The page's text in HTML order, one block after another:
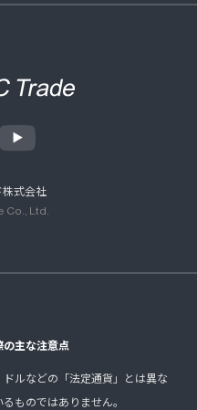
株式会社
Co., Ltd.
主な注意点
ルなどの「法定通貨」とは異な
ものではありません。